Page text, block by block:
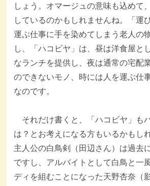
しょう。オマージュの意味も込めて
しているのかもしれませんね。「運
運ぶ仕事に手を染めてしまう老人の
し、「ハコビヤ」は、昼は洋食屋と
なランチを提供し、夜は通常の宅配
のできないモノ、時には人を運ぶ仕
なのです。
それだけ書くと、「ハコビヤ」も
は？とお考えになる方もいるかもし
主人公の白鳥剣（田辺さん）は過去
ですし、アルバイトとして白鳥と一
ディを組むことになった天野杏奈（